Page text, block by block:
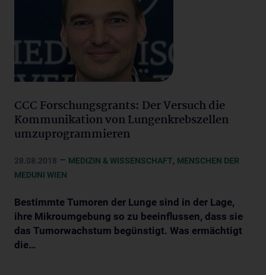
CCC Forschungsgrants: Der Versuch die
Kommunikation von Lungenkrebszellen
umzuprogrammieren
28.08.2018 – MEDIZIN & WISSENSCHAFT, MENSCHEN DER
MEDUNI WIEN
Bestimmte Tumoren der Lunge sind in der Lage,
ihre Mikroumgebung so zu beeinflussen, dass sie
das Tumorwachstum begünstigt. Was ermächtigt
die…